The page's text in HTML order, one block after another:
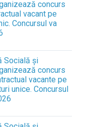
concurs
vacant pe
Concursul va
Socială și
concurs
vacante pe
unice. Concursul